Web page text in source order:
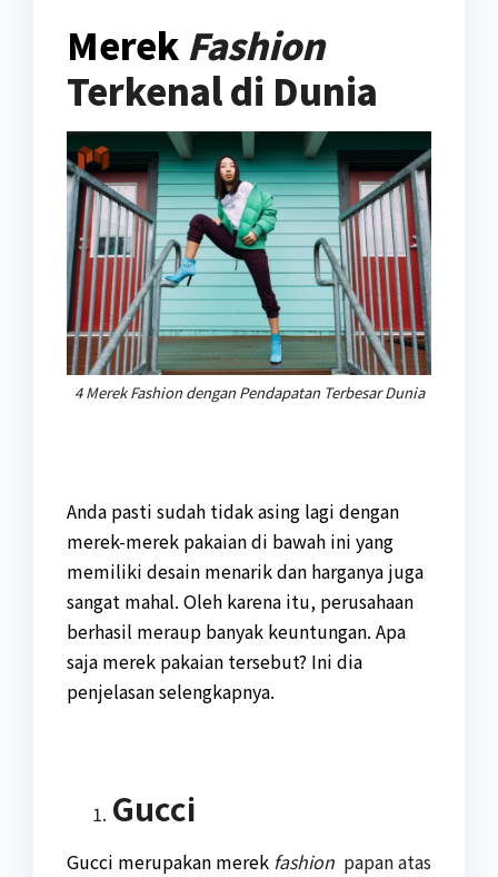
Merek Fashion
Terkenal di Dunia
4 Merek Fashion dengan Pendapatan Terbesar Dunia
Anda pasti sudah tidak asing lagi dengan
merek-merek pakaian di bawah ini yang
memiliki desain menarik dan harganya juga
sangat mahal. Oleh karena itu, perusahaan
berhasil meraup banyak keuntungan. Apa
saja merek pakaian tersebut? Ini dia
penjelasan selengkapnya.
Gucci
Gucci merupakan merek fashion papan atas